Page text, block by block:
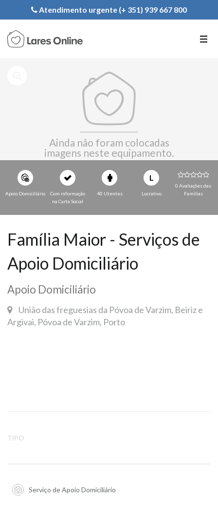
Registe a sua Instituição
Atendimento urgente (+ 351) 939 667 800
Ainda não foram colocadas
imagens neste equipamento.
Apoio Domiciliário
Com informação
na Carta Social
40 Utentes
L
Lucrativo
0 Avaliações das
Familias
Família Maior - Serviços de
Apoio Domiciliário
Apoio Domiciliário
União das freguesias da Póvoa de Varzim, Beiriz e
Argivai, Póvoa de Varzim, Porto
TIPO
Serviço de Apoio Domiciliário